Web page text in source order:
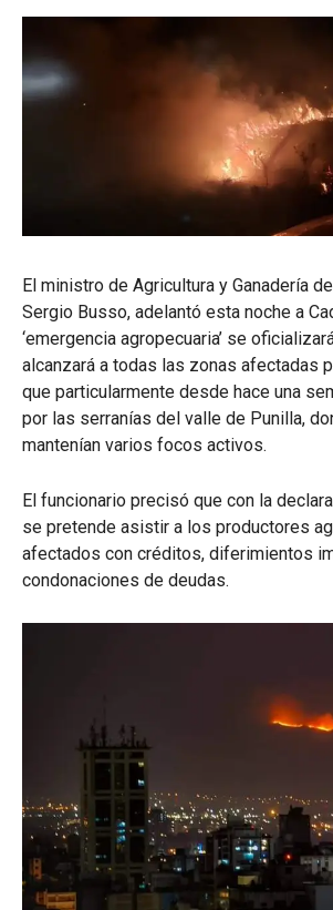
El ministro de Agricultura y Ganadería
Sergio Busso, adelantó esta noche a
‘emergencia agropecuaria’ se
alcanzará a todas las zonas afectadas
que particularmente desde hace una
por las serranías del valle de Punilla,
mantenían varios focos activos.
El funcionario precisó que con la
se pretende asistir a los productores
afectados con créditos, diferimientos
condonaciones de deudas.